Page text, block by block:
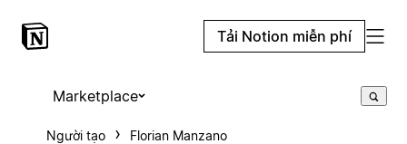
Tải Notion miễn phí
Marketplace
Người tạo Florian Manzano